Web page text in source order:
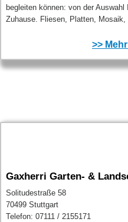
begleiten können: von der
Zuhause. Fliesen, Platten, Mosaik,
>>
Gaxherri Garten- &
Solitudestraße 58
70499 Stuttgart
Telefon: 07111 / 2155171